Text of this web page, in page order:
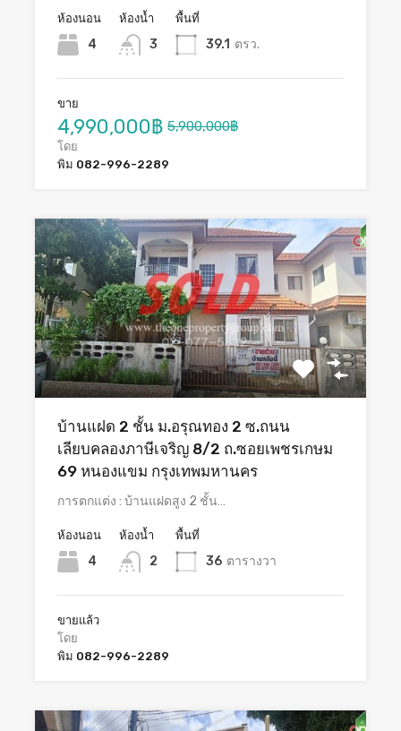
ห้องนอน
4
ห้องน้ำ
3
พื้นที่
39.1 ตรว.
ขาย
4,990,000฿ 5,900,000฿
โดย
พิม 082-996-2289
บ้านแฝด 2 ชั้น ม.อรุณทอง 2 ซ.ถนน
เลียบคลองภาษีเจริญ 8/2 ถ.ซอยเพชรเกษม
69 หนองแขม กรุงเทพมหานคร
การตกแต่ง : บ้านแฝดสูง 2 ชั้น…
ห้องนอน
4
ห้องน้ำ
2
พื้นที่
36 ตารางวา
ขายแล้ว
โดย
พิม 082-996-2289